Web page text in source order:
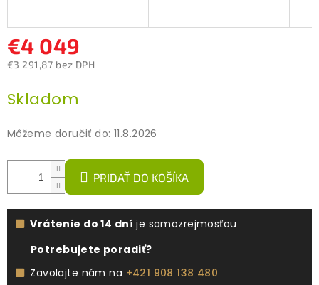
€4 049
€3 291,87 bez DPH
cena:
Skladom
Môžeme doručiť do: 11.8.2026
PRIDAŤ DO KOŠÍKA
Vrátenie do 14 dní je samozrejmosťou
Potrebujete poradiť?
Zavolajte nám na +421 908 138 480